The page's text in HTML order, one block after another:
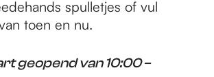
spulletjes of vul
toen en nu.
geopend van 10:00 –